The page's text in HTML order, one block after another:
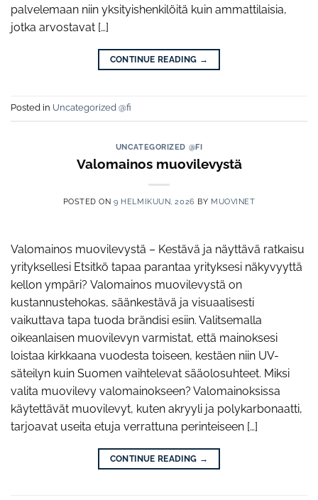
palvelemaan niin yksityishenkilöitä kuin ammattilaisia,
jotka arvostavat […]
CONTINUE READING →
Posted in Uncategorized @fi
UNCATEGORIZED @FI
Valomainos muovilevystä
POSTED ON9 HELMIKUUN, 2026 BY MUOVINET
Valomainos muovilevystä – Kestävä ja näyttävä ratkaisu
yrityksellesi Etsitkö tapaa parantaa yrityksesi näkyvyyttä
kellon ympäri? Valomainos muovilevystä on
kustannustehokas, säänkestävä ja visuaalisesti
vaikuttava tapa tuoda brändisi esiin. Valitsemalla
oikeanlaisen muovilevyn varmistat, että mainoksesi
loistaa kirkkaana vuodesta toiseen, kestäen niin UV-
säteilyn kuin Suomen vaihtelevat sääolosuhteet. Miksi
valita muovilevy valomainokseen? Valomainoksissa
käytettävät muovilevyt, kuten akryyli ja polykarbonaatti,
tarjoavat useita etuja verrattuna perinteiseen […]
CONTINUE READING →